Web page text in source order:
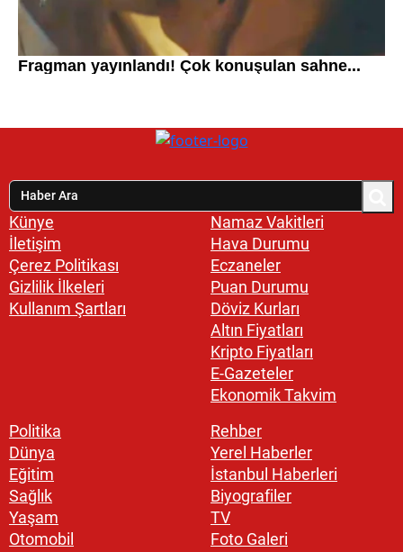
Künye
İletişim
Çerez Politikası
Gizlilik İlkeleri
Kullanım Şartları
Namaz Vakitleri
Hava Durumu
Eczaneler
Puan Durumu
Döviz Kurları
Altın Fiyatları
Kripto Fiyatları
E-Gazeteler
Ekonomik Takvim
Politika
Dünya
Eğitim
Sağlık
Yaşam
Otomobil
Rehber
Yerel Haberler
İstanbul Haberleri
Biyografiler
TV
Foto Galeri